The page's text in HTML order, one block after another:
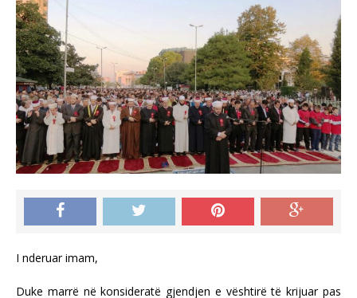
I nderuar imam,
Duke marrë në konsideratë gjendjen e vështirë të krijuar pas